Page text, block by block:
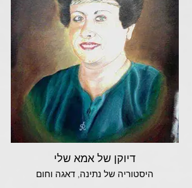
דיוקן של אמא שלי
היסטוריה של נתינה, דאגה וחום